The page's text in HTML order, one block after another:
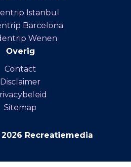
Istanbul
Barcelona
Wenen
Overig
Contact
Disclaimer
Sitemap
Recreatiemedia